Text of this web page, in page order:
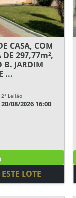
CASA, COM
DE 297,77m²,
B. JARDIM
...
2° Leilão
20/08/2026 16:00
LOTE